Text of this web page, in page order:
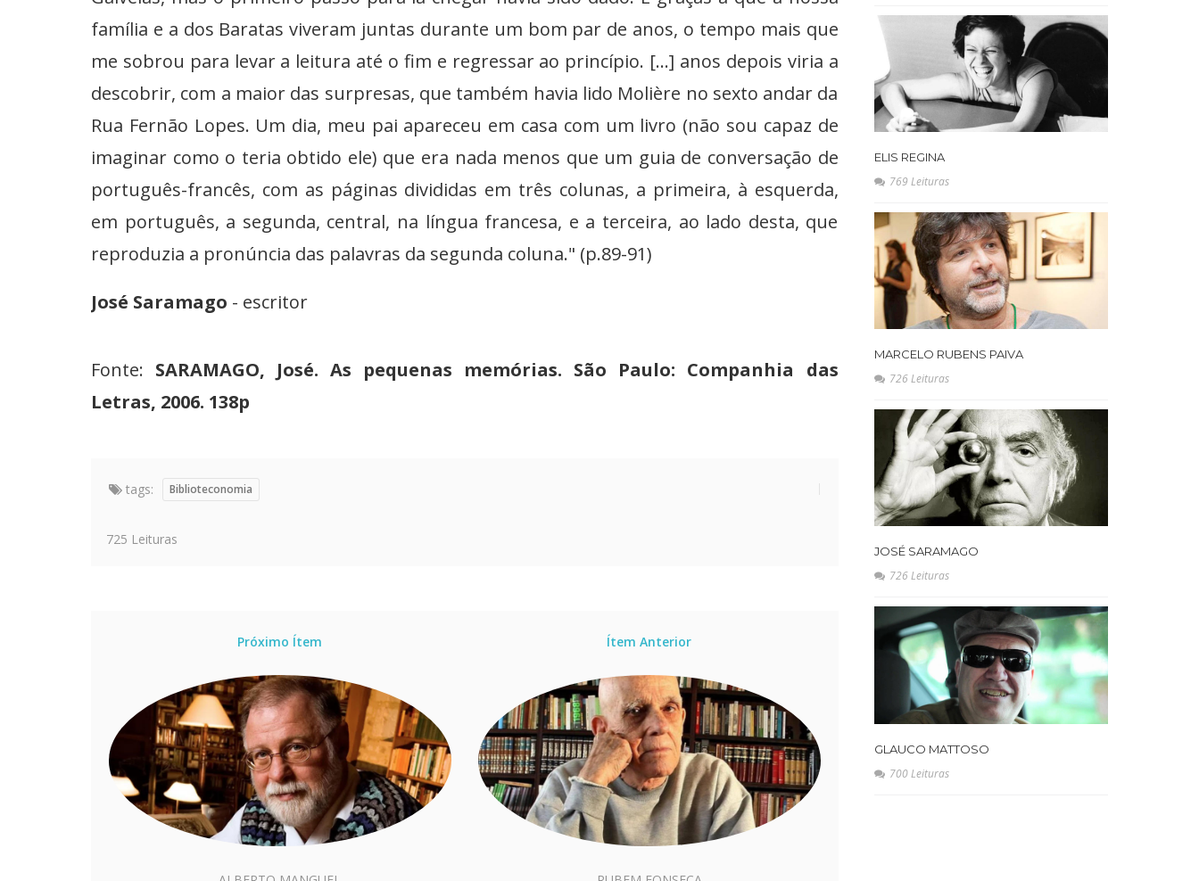
família e a dos Baratas viveram juntas durante um bom par de anos, o tempo mais que
me sobrou para levar a leitura até o fim e regressar ao princípio. [...] anos depois viria a
descobrir, com a maior das surpresas, que também havia lido Molière no sexto andar da
Rua Fernão Lopes. Um dia, meu pai apareceu em casa com um livro (não sou capaz de
imaginar como o teria obtido ele) que era nada menos que um guia de conversação de
português-francês, com as páginas divididas em três colunas, a primeira, à esquerda,
em português, a segunda, central, na língua francesa, e a terceira, ao lado desta, que
reproduzia a pronúncia das palavras da segunda coluna." (p.89-91)
José Saramago - escritor
Fonte: SARAMAGO, José. As pequenas memórias. São Paulo: Companhia das
Letras, 2006. 138p
tags: Biblioteconomia
725 Leituras
Próximo Ítem Ítem Anterior
ELIS REGINA
769 Leituras
MARCELO RUBENS PAIVA
726 Leituras
JOSÉ SARAMAGO
726 Leituras
GLAUCO MATTOSO
700 Leituras